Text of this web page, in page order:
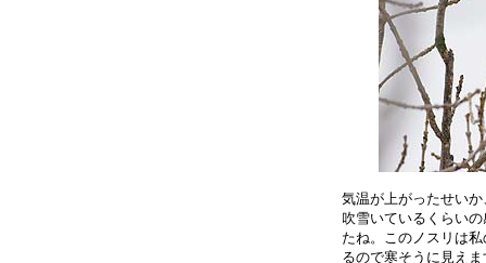
気温が上がったせい
吹雪いているくらい
たね。このノスリは
るので寒そうに見え